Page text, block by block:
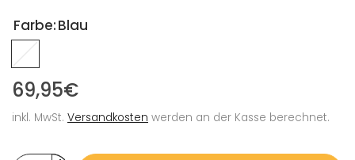
Farbe:Blau
69,95€
inkl. MwSt. Versandkosten werden an der Kasse berechnet.